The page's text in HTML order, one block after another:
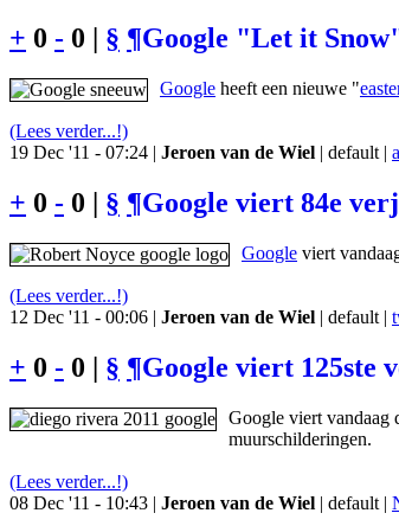
+ 0 - 0 | § ¶Google "Let it
Google heeft een nieuwe "
(Lees verder...!)
19 Dec '11 - 07:24 | Jeroen van de Wiel | default |
+ 0 - 0 | § ¶Google viert 84e
Google viert
(Lees verder...!)
12 Dec '11 - 00:06 | Jeroen van de Wiel | default |
+ 0 - 0 | § ¶Google viert 125ste
Google viert vandaag
muurschilderingen.
(Lees verder...!)
08 Dec '11 - 10:43 | Jeroen van de Wiel | default |